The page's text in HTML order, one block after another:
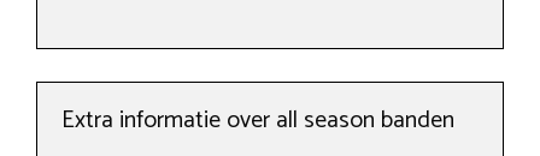
Extra informatie over all season banden